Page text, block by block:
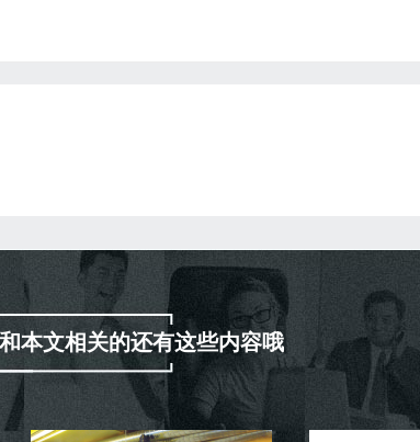
和本文相关的还有这些内容哦